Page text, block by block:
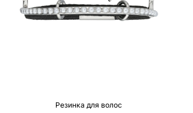
Резинка для волос